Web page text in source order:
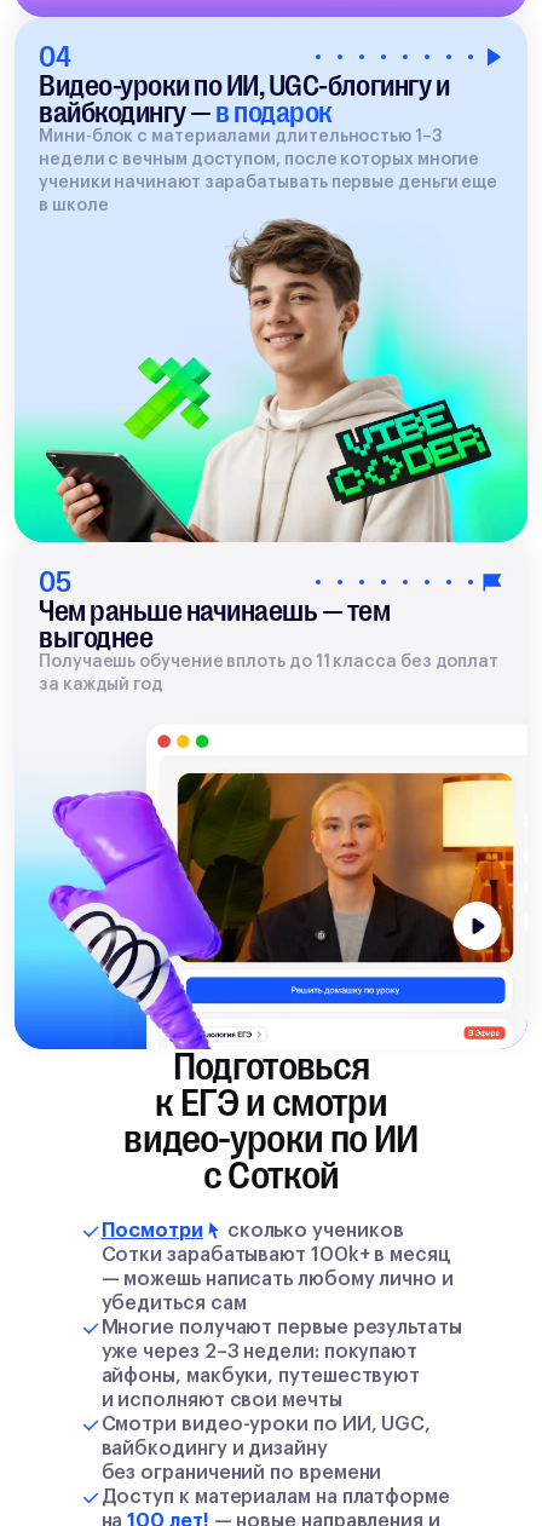
04
Видео-уроки по ИИ, UGC-блогингу и
вайбкодингу —в подарок
Мини-блок с материалами длительностью 1–3
недели с вечным доступом, после которых многие
ученики начинают зарабатывать первые деньги еще
в школе
05
Чем раньше начинаешь — тем
выгоднее
Получаешь обучение вплоть до 11 класса без доплат
за каждый год
Подготовься
к ЕГЭ и смотри
видео-уроки по ИИ
с Соткой
Посмотри
сколько учеников
Сотки зарабатывают 100k+ в месяц
— можешь написать любому лично и
убедиться сам
Многие получают первые результаты
уже через 2–3 недели: покупают
айфоны, макбуки, путешествуют
и исполняют свои мечты
Смотри видео-уроки по ИИ, UGC,
вайбкодингу и дизайну
без ограничений по времени
Доступ к материалам на платформе
на100 лет! — новые направления и